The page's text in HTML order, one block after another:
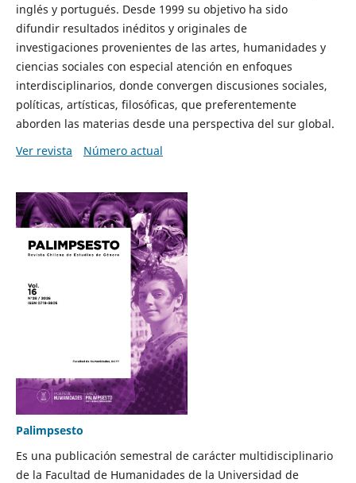
inglés y portugués. Desde 1999 su objetivo ha sido
difundir resultados inéditos y originales de
investigaciones provenientes de las artes, humanidades y
ciencias sociales con especial atención en enfoques
interdisciplinarios, donde convergen discusiones sociales,
políticas, artísticas, filosóficas, que preferentemente
aborden las materias desde una perspectiva del sur global.
Ver revista
Número actual
Palimpsesto
Es una publicación semestral de carácter multidisciplinario
de la Facultad de Humanidades de la Universidad de